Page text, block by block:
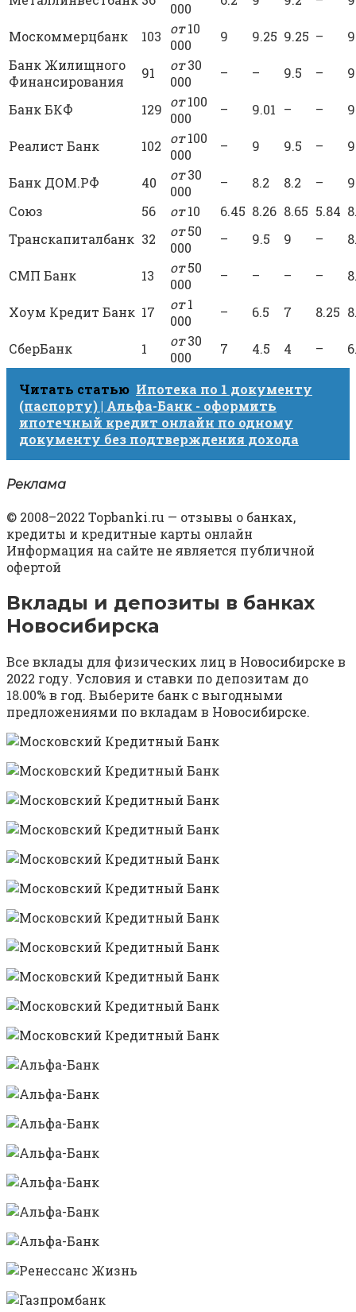
000
Москоммерцбанк 103 от10
000
9 9.25 9.25 –
Банк Жилищного
Финансирования
91 от30
000
– – 9.5 –
Банк БКФ 129 от100
000
– 9.01 – –
Реалист Банк 102 от100
000
– 9 9.5 –
Банк ДОМ.РФ 40 от30
000
– 8.2 8.2 –
Союз
56 от10 6.45 8.26 8.65 5.84
Транскапиталбанк 32 от50
000
– 9.5 9 –
СМП Банк 13 от50
000
– – – –
Хоум Кредит Банк 17 от1
000
– 6.5 7 8.25
СберБанк 1 от30
000
7 4.5 4 –
Читать статью Ипотека по 1 документу
(паспорту) | Альфа-Банк - оформить
ипотечный кредит онлайн по одному
документу без подтверждения дохода
Реклама
© 2008–2022 Topbanki.ru — отзывы о банках,
кредиты и кредитные карты онлайн
Информация на сайте не является публичной
офертой
Вклады и депозиты в банках
Новосибирска
Все вклады для физических лиц в Новосибирске в
2022 году. Условия и ставки по депозитам до
18.00% в год. Выберите банк с выгодными
предложениями по вкладам в Новосибирске.